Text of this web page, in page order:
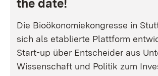
the date!
Die Bioökonomiekongresse in
sich als etablierte Plattform
Start-up über Entscheider aus
Wissenschaft und Politik zum